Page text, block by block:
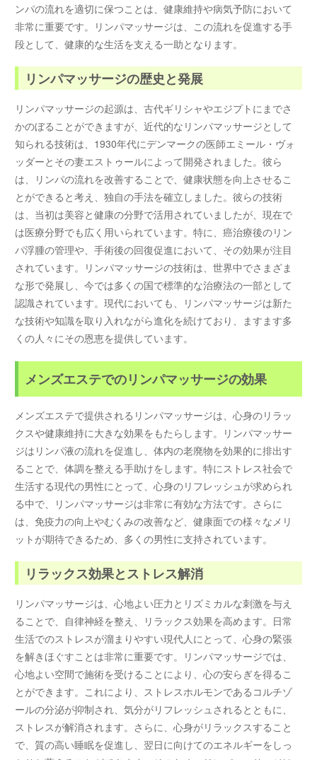
ンパの流れを適切に保つことは、健康維持や病気予防において
非常に重要です。リンパマッサージは、この流れを促進する手
段として、健康的な生活を支える一助となります。
リンパマッサージの歴史と発展
リンパマッサージの起源は、古代ギリシャやエジプトにまでさ
かのぼることができますが、近代的なリンパマッサージとして
知られる技術は、1930年代にデンマークの医師エミール・ヴォ
ッダーとその妻エストゥールによって開発されました。彼ら
は、リンパの流れを改善することで、健康状態を向上させるこ
とができると考え、独自の手法を確立しました。彼らの技術
は、当初は美容と健康の分野で活用されていましたが、現在で
は医療分野でも広く用いられています。特に、癌治療後のリン
パ浮腫の管理や、手術後の回復促進において、その効果が注目
されています。リンパマッサージの技術は、世界中でさまざま
な形で発展し、今では多くの国で標準的な治療法の一部として
認識されています。現代においても、リンパマッサージは新た
な技術や知識を取り入れながら進化を続けており、ますます多
くの人々にその恩恵を提供しています。
メンズエステでのリンパマッサージの効果
メンズエステで提供されるリンパマッサージは、心身のリラッ
クスや健康維持に大きな効果をもたらします。リンパマッサー
ジはリンパ液の流れを促進し、体内の老廃物を効果的に排出す
ることで、体調を整える手助けをします。特にストレス社会で
生活する現代の男性にとって、心身のリフレッシュが求められ
る中で、リンパマッサージは非常に有効な方法です。さらに
は、免疫力の向上やむくみの改善など、健康面での様々なメリ
ットが期待できるため、多くの男性に支持されています。
リラックス効果とストレス解消
リンパマッサージは、心地よい圧力とリズミカルな刺激を与え
ることで、自律神経を整え、リラックス効果を高めます。日常
生活でのストレスが溜まりやすい現代人にとって、心身の緊張
を解きほぐすことは非常に重要です。リンパマッサージでは、
心地よい空間で施術を受けることにより、心の安らぎを得るこ
とができます。これにより、ストレスホルモンであるコルチゾ
ールの分泌が抑制され、気分がリフレッシュされるとともに、
ストレスが解消されます。さらに、心身がリラックスすること
で、質の高い睡眠を促進し、翌日に向けてのエネルギーをしっ